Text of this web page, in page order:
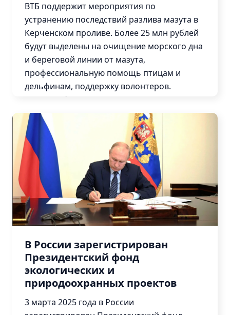
Календарь
событий
Конкурсы
Мероприятия
Отдел
кадров
Вакансии
Наставничество
Экспертное
сообщество
ВТБ поддержит мероприятия по
устранению последствий разлива мазута в
Керченском проливе. Более 25 млн рублей
будут выделены на очищение морского дна
и береговой линии от мазута,
профессиональную помощь птицам и
дельфинам, поддержку волонтеров.
Помощь будет...
Подробнее
В России зарегистрирован
Президентский фонд
экологических и
природоохранных проектов
3 марта 2025 года в России